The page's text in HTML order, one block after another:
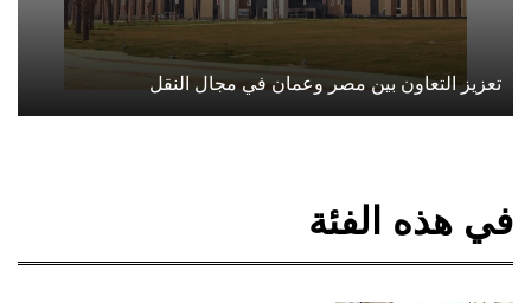
تعزيز التعاون بين مصر وعمان في مجال النقل
في هذه الفئة